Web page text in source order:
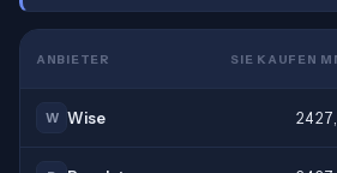
ANBIETER SIE KAUFEN
W Wise